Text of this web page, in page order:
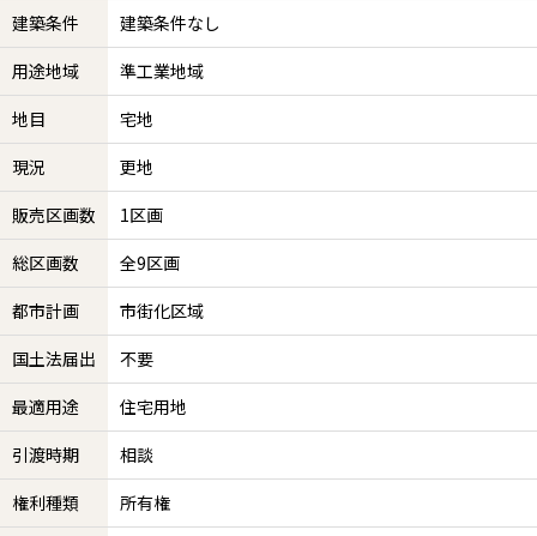
建築条件
建築条件なし
用途地域
準工業地域
地目
宅地
現況
更地
販売区画数
1区画
総区画数
全9区画
都市計画
市街化区域
国土法届出
不要
最適用途
住宅用地
引渡時期
相談
権利種類
所有権